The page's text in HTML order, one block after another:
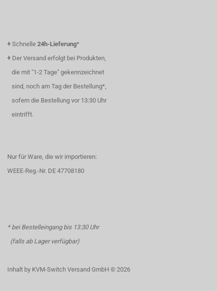
+ Schnelle 24h-Lieferung*
+ Der Versand erfolgt bei Produkten,
die mit "1-2 Tage" gekennzeichnet
sind, noch am Tag der Bestellung*,
sofern die Bestellung vor 13:30 Uhr
eintrifft.
Nur für Ware, die wir importieren:
WEEE-Reg.-Nr. DE 47708180
* bei Bestelleingang bis 13:30 Uhr
(falls ab Lager verfügbar)
Inhalt by KVM-Switch Versand GmbH © 2026